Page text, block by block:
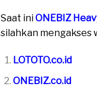
Saat iniONEBIZ
silahkan mengakses
LOTOTO.co.id
ONEBIZ.co.id